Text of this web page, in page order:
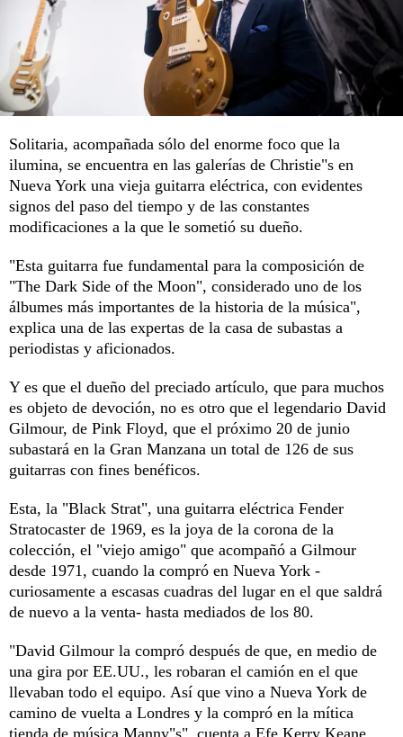
Solitaria, acompañada sólo del enorme foco que la
ilumina, se encuentra en las galerías de Christie"s en
Nueva York una vieja guitarra eléctrica, con evidentes
signos del paso del tiempo y de las constantes
modificaciones a la que le sometió su dueño.
"Esta guitarra fue fundamental para la composición de
"The Dark Side of the Moon", considerado uno de los
álbumes más importantes de la historia de la música",
explica una de las expertas de la casa de subastas a
periodistas y aficionados.
Y es que el dueño del preciado artículo, que para muchos
es objeto de devoción, no es otro que el legendario David
Gilmour, de Pink Floyd, que el próximo 20 de junio
subastará en la Gran Manzana un total de 126 de sus
guitarras con fines benéficos.
Esta, la "Black Strat", una guitarra eléctrica Fender
Stratocaster de 1969, es la joya de la corona de la
colección, el "viejo amigo" que acompañó a Gilmour
desde 1971, cuando la compró en Nueva York -
curiosamente a escasas cuadras del lugar en el que saldrá
de nuevo a la venta- hasta mediados de los 80.
"David Gilmour la compró después de que, en medio de
una gira por EE.UU., les robaran el camión en el que
llevaban todo el equipo. Así que vino a Nueva York de
camino de vuelta a Londres y la compró en la mítica
tienda de música Manny"s", cuenta a Efe Kerry Keane,